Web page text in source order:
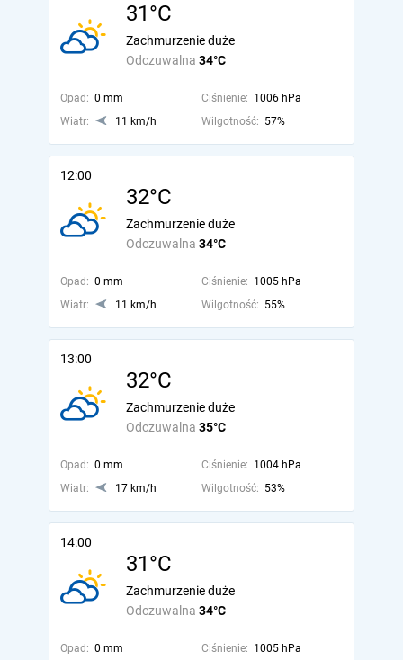
31°C
Odczuwalna 34°C
Zachmurzenie duże
Opad: 0 mm Ciśnienie: 1006 hPa
Wiatr:
11 km/h Wilgotność: 57%
12:00
32°C
Odczuwalna 34°C
Zachmurzenie duże
Opad: 0 mm Ciśnienie: 1005 hPa
Wiatr:
11 km/h Wilgotność: 55%
13:00
32°C
Odczuwalna 35°C
Zachmurzenie duże
Opad: 0 mm Ciśnienie: 1004 hPa
Wiatr:
17 km/h Wilgotność: 53%
14:00
31°C
Odczuwalna 34°C
Zachmurzenie duże
Opad: 0 mm Ciśnienie: 1005 hPa